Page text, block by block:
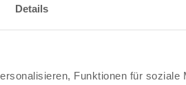
Details
Funktionen für soziale